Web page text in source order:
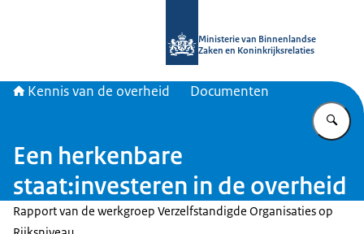
Ministerie van Binnenlandse
Zaken en Koninkrijksrelaties
Kennis van de overheid Documenten
Een herkenbare
staat:investeren in de overheid
Rapport van de werkgroep Verzelfstandigde Organisaties op